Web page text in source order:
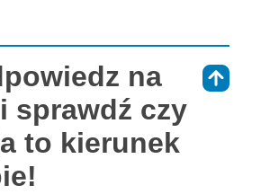
na
sprawdź czy
to kierunek